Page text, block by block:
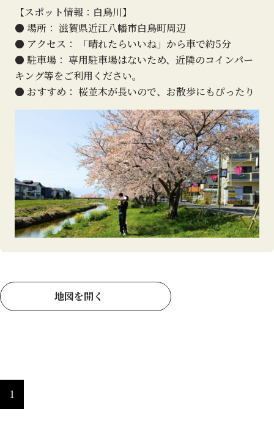
【スポット情報：白鳥川】
● 場所： 滋賀県近江八幡市白鳥町周辺
● アクセス： 「晴れたらいいね」から車で約5分
● 駐車場： 専用駐車場はないため、近隣のコインパー
キング等をご利用ください。
● おすすめ： 桜並木が長いので、お散歩にもぴったり
地図を開く
1